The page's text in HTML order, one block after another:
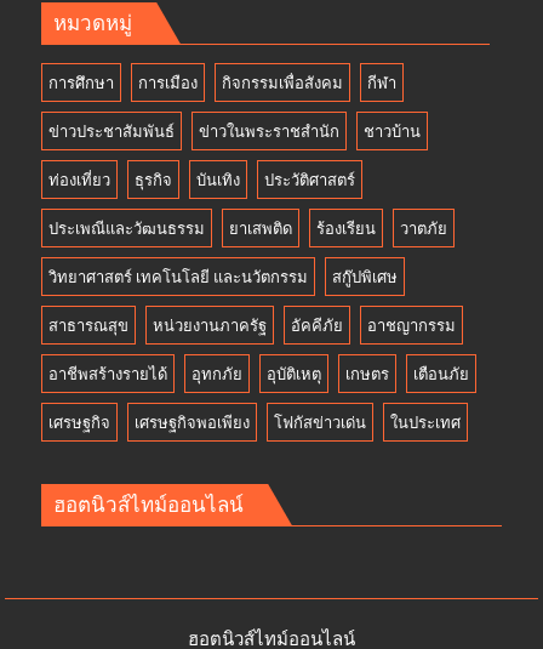
หมวดหมู่
การศึกษา การเมือง กิจกรรมเพื่อสังคม กีฬา
ข่าวประชาสัมพันธ์ ข่าวในพระราชสำนัก ชาวบ้าน
ท่องเที่ยว ธุรกิจ บันเทิง ประวัติศาสตร์
ประเพณีและวัฒนธรรม ยาเสพติด ร้องเรียน วาตภัย
วิทยาศาสตร์ เทคโนโลยี และนวัตกรรม สกู๊ปพิเศษ
สาธารณสุข หน่วยงานภาครัฐ อัคคีภัย อาชญากรรม
อาชีพสร้างรายได้ อุทกภัย อุบัติเหตุ เกษตร เตือนภัย
เศรษฐกิจ เศรษฐกิจพอเพียง โฟกัสข่าวเด่น ในประเทศ
ฮอตนิวส์ไทม์ออนไลน์
ฮอตนิวส์ไทม์ออนไลน์